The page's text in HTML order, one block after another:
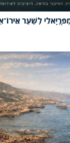
לְשַׁעַר